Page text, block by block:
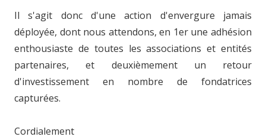
Il s'agit donc d'une action d'envergure jamais
déployée, dont nous attendons, en 1er une adhésion
enthousiaste de toutes les associations et entités
partenaires, et deuxièmement un retour
d'investissement en nombre de fondatrices
capturées.
Cordialement